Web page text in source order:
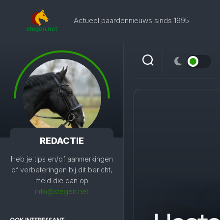
Actueel paardennieuws sinds 1995
REDACTIE
Heb je tips en/of aanmerkingen
of verbeteringen bij dit bericht,
meld die dan op
info@stegen.net